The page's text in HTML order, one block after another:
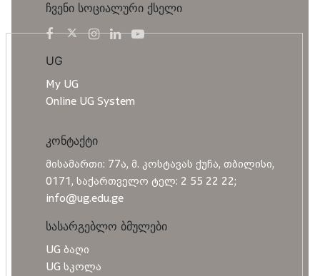
ჩვენი სოციალური ქსელი
UG
My UG
Online UG System
კონტაქტი
მისამართი: 77ა, მ. კოსტავას ქუჩა, თბილისი,
0171, საქართველო ტელ: 2 55 22 22;
info@ug.edu.ge
სასარგებლო ბმულები
UG ბაღი
UG სკოლა